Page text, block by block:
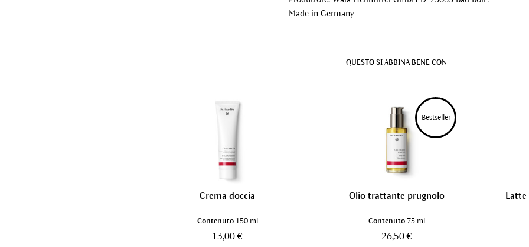
Made in Germany
QUESTO SI ABBINA BENE CON
Crema doccia
Contenuto 150 ml
13,00 €
Bestseller
Olio trattante prugnolo
Contenuto 75 ml
26,50 €
Latte